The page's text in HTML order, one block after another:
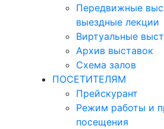
Передвижные
выездные лекции
Виртуальные
Архив выставок
Схема залов
ПОСЕТИТЕЛЯМ
Прейскурант
Режим работы и
посещения